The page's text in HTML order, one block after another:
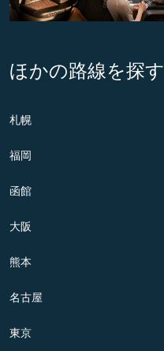
ほかの路線を探す
札幌
福岡
函館
大阪
熊本
名古屋
東京